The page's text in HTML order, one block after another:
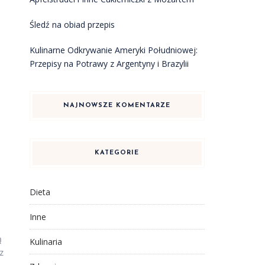
Śledź na obiad przepis
Kulinarne Odkrywanie Ameryki Południowej:
Przepisy na Potrawy z Argentyny i Brazylii
NAJNOWSZE KOMENTARZE
KATEGORIE
Dieta
Inne
Kulinaria